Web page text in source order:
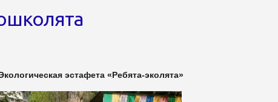
эстафета «Ребята-эколята»